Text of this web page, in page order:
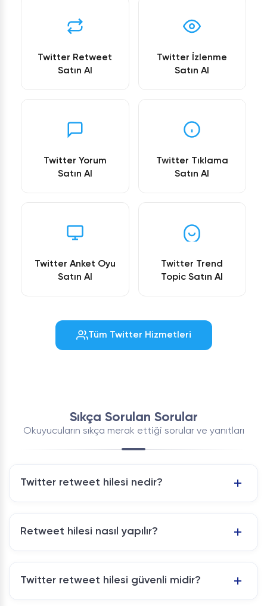
Twitter Retweet
Satın Al
Twitter İzlenme
Satın Al
Twitter Yorum
Satın Al
Twitter Tıklama
Satın Al
Twitter Anket Oyu
Satın Al
Twitter Trend
Topic Satın Al
Tüm Twitter Hizmetleri
Sıkça Sorulan Sorular
Okuyucuların sıkça merak ettiği sorular ve yanıtları
Twitter retweet hilesi nedir?
Retweet hilesi nasıl yapılır?
Twitter retweet hilesi güvenli midir?